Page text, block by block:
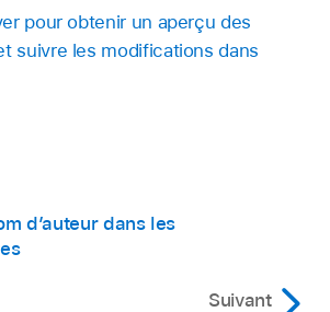
pour obtenir un aperçu des
suivre les modifications dans
d’auteur dans les
Suivant